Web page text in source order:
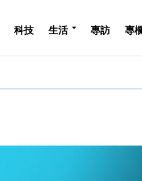
科技 生活 專訪 專